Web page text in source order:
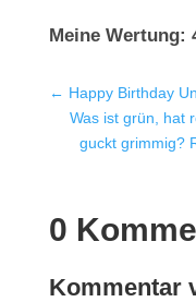
Meine Wertung:
← Happy Birthday
Was ist grün, hat
guckt grimmig?
0
Kommentar